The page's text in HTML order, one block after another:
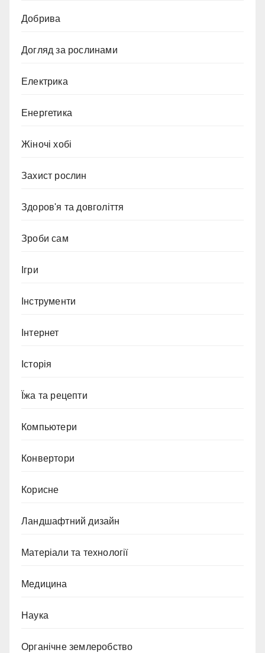
Добрива
Догляд за рослинами
Електрика
Енергетика
Жіночі хобі
Захист рослин
Здоров'я та довголіття
Зроби сам
Ігри
Інструменти
Інтернет
Історія
Їжа та рецепти
Компьютери
Конвертори
Корисне
Ландшафтний дизайн
Матеріали та технології
Медицина
Наука
Органічне землеробство